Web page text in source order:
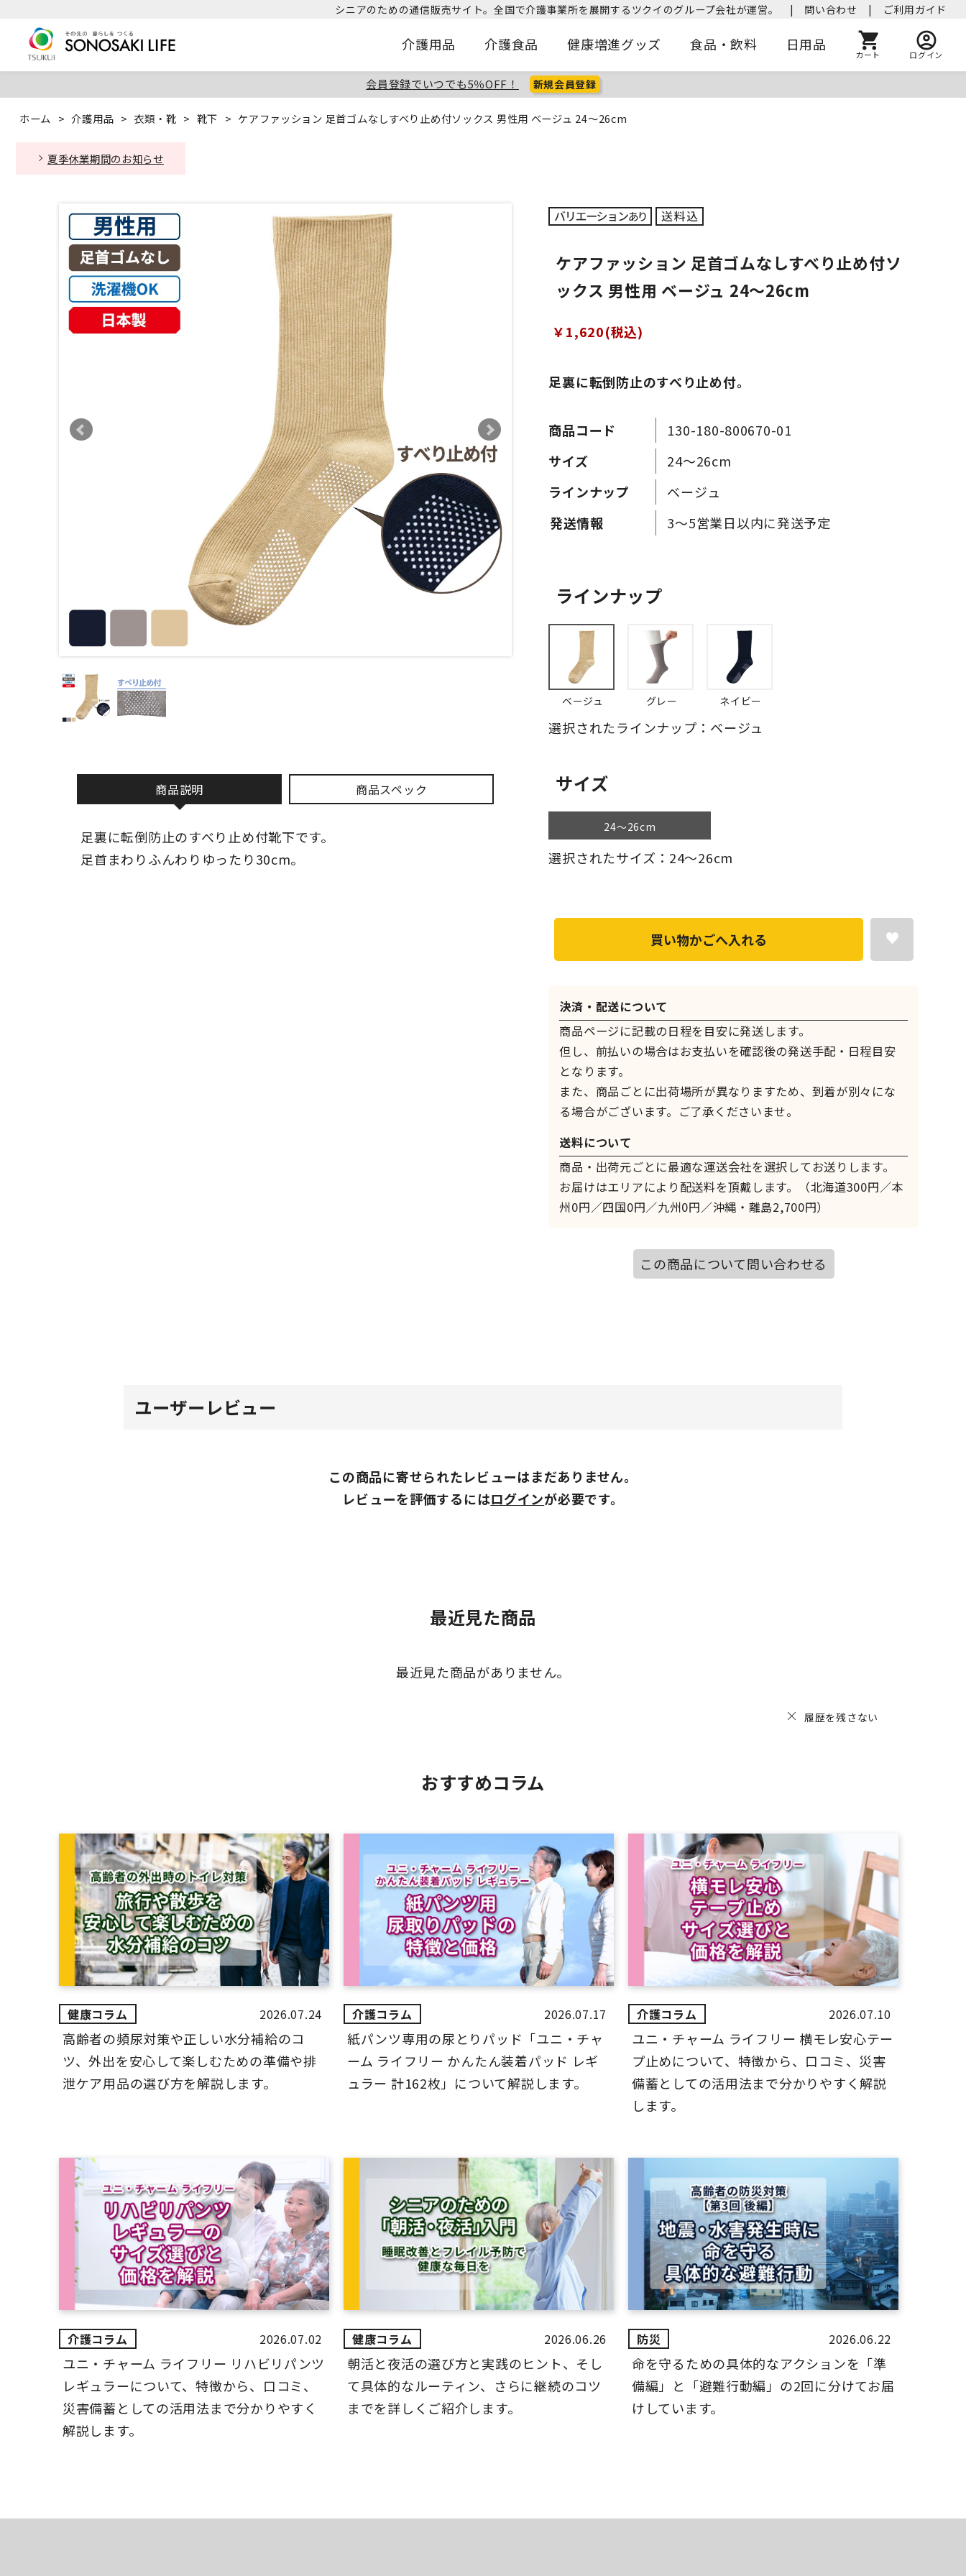
シニアのための通信販売サイト。全国で介護事業所を展開するツクイのグループ会社が運営。 | 問い合わせ | ご利用ガイド
介護用品 介護食品 健康増進グッズ 食品・飲料 日用品
カート ログイン
会員登録でいつでも5％OFF！ 新規会員登録
ホーム > 介護用品 > 衣類・靴 > 靴下 > ケアファッション 足首ゴムなしすべり止め付ソックス 男性用 ベージュ 24～26cm
夏季休業期間のお知らせ
商品説明 商品スペック
足裏に転倒防止のすべり止め付靴下です。
足首まわりふんわりゆったり30cm。
足裏に転倒防止のすべり止め付。
ケアファッション 足首ゴムなしすべり止め付ソ
ックス 男性用 ベージュ 24～26cm
￥1,620(税込)
商品コード
130-180-800670-01
サイズ
24～26cm
ラインナップ
ベージュ
3～5営業日以内に発送予定
ラインナップ
ベージュ グレー ネイビー
選択されたラインナップ：ベージュ
サイズ
24～26cm
選択されたサイズ：24～26cm
決済・配送について
商品ページに記載の日程を目安に発送します。
但し、前払いの場合はお支払いを確認後の発送手配・日程目安
となります。
また、商品ごとに出荷場所が異なりますため、到着が別々にな
る場合がございます。ご了承くださいませ。
送料について
商品・出荷元ごとに最適な運送会社を選択してお送りします。
お届けはエリアにより配送料を頂戴します。（北海道300円／本
州0円／四国0円／九州0円／沖縄・離島2,700円）
買い物かごへ入れる
この商品について問い合わせる
ユーザーレビュー
この商品に寄せられたレビューはまだありません。
レビューを評価するにはログインが必要です。
最近見た商品
最近見た商品がありません。
履歴を残さない
おすすめコラム
2026.07.24
高齢者の頻尿対策や正しい水分補給のコ
ツ、外出を安心して楽しむための準備や排
泄ケア用品の選び方を解説します。
2026.07.17
紙パンツ専用の尿とりパッド「ユニ・チャ
ーム ライフリー かんたん装着パッド レギ
ュラー 計162枚」について解説します。
2026.07.10
ユニ・チャーム ライフリー 横モレ安心テー
プ止めについて、特徴から、口コミ、災害
備蓄としての活用法まで分かりやすく解説
します。
2026.07.02
ユニ・チャーム ライフリー リハビリパンツ
レギュラーについて、特徴から、口コミ、
災害備蓄としての活用法まで分かりやすく
解説します。
2026.06.26
朝活と夜活の選び方と実践のヒント、そし
て具体的なルーティン、さらに継続のコツ
までを詳しくご紹介します。
2026.06.22
命を守るための具体的なアクションを「準
備編」と「避難行動編」の2回に分けてお届
けしています。